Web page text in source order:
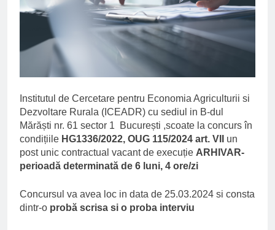
Institutul de Cercetare pentru Economia Agriculturii si
Dezvoltare Rurala (ICEADR) cu sediul in B-dul
Mărăști nr. 61 sector 1 București ,scoate la concurs în
condițiile HG1336/2022, OUG 115/2024 art. VII
un
post unic contractual vacant de execuție ARHIVAR-
perioadă determinată de 6 luni, 4 ore/zi
Concursul va avea loc in data de 25.03.2024 si consta
dintr-o probă scrisa si o proba interviu